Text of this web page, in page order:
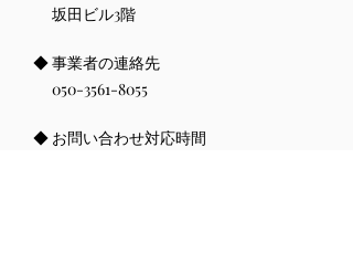
坂田ビル3階
◆ 事業者の連絡先
050-3561-8055
◆ お問い合わせ対応時間